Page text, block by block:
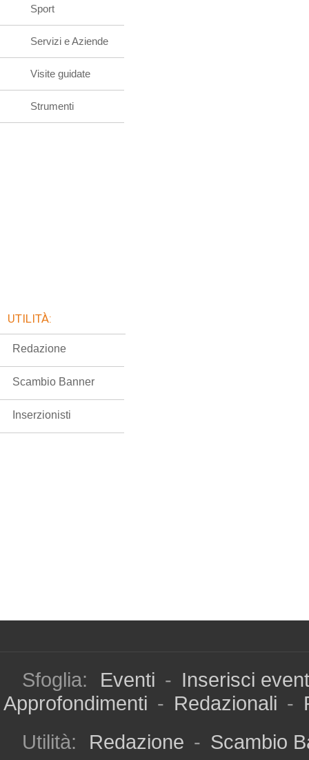
Sport
Servizi e Aziende
Visite guidate
Strumenti
UTILITÀ:
Redazione
Scambio Banner
Inserzionisti
Sfoglia: Eventi - Inserisci
Approfondimenti - Redazionali -
Utilità:
Redazione - Scambio